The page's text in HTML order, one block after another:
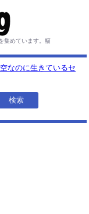
めています。 幅
なのに生きているセ